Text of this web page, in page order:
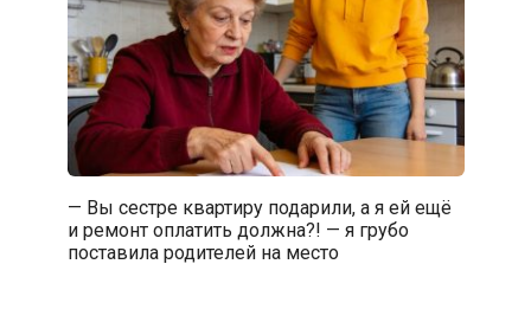
— Вы сестре квартиру подарили, а я ей ещё
и ремонт оплатить должна?! — я грубо
поставила родителей на место